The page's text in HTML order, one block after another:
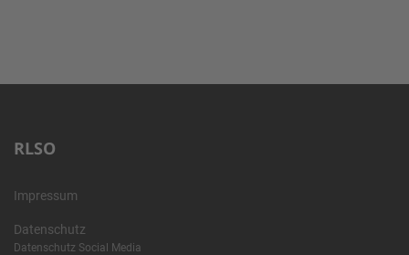
RLSO
Impressum
Datenschutz
Datenschutz Social Media